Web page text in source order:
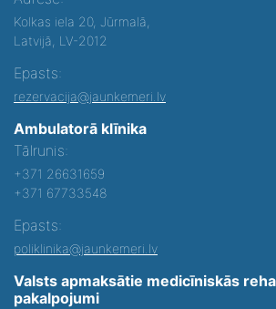
Kolkas iela 20, Jūrmalā,
Latvijā, LV-2012
Epasts:
rezervacija@jaunkemeri.lv
Ambulatorā klīnika
Tālrunis:
+371 26631659
+371 67733548
Epasts:
poliklinika@jaunkemeri.lv
Valsts apmaksātie medicīniskās
pakalpojumi